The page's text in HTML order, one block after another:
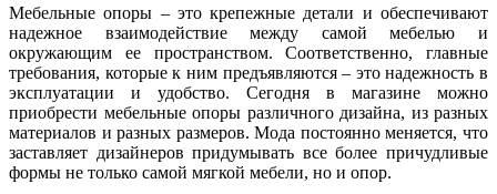
Мебельные опоры – это крепежные детали и обеспечивают
надежное взаимодействие между самой мебелью и
окружающим ее пространством. Соответственно, главные
требования, которые к ним предъявляются – это надежность в
эксплуатации и удобство. Сегодня в магазине можно
приобрести мебельные опоры различного дизайна, из разных
материалов и разных размеров. Мода постоянно меняется, что
заставляет дизайнеров придумывать все более причудливые
формы не только самой мягкой мебели, но и опор.